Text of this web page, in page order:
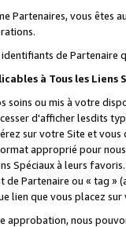
Partenaires, vous êtes
de Partenaire
à Tous les Liens
soins ou mis à votre
d'afficher lesdits
sur votre Site et
approprié pour
Spéciaux à leurs
Partenaire ou « tag
lien que vous placez
approbation, nous